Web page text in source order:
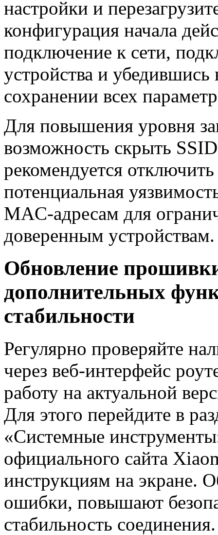
настройки и
конфигурация начала
подключение к сети,
устройства и убедившись
сохранении всех
Для повышения уровня
возможность скрыть
рекомендуется
потенциальная
MAC-адресам для
доверенным устройствам.
Обновление
дополнительных
стабильности
Регулярно проверяйте
через веб-интерфейс
работу на актуальной
Для этого перейдите в
«Системные
официального сайта
инструкциям на экране.
ошибки, повышают
стабильность соединения.